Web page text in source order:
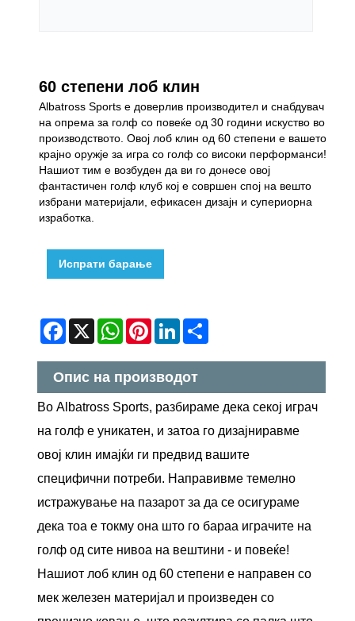
60 степени лоб клин
Albatross Sports е доверлив производител и снабдувач
на опрема за голф со повеќе од 30 години искуство во
производството. Овој лоб клин од 60 степени е вашето
крајно оружје за игра со голф со високи перформанси!
Нашиот тим е возбуден да ви го донесе овој
фантастичен голф клуб кој е совршен спој на вешто
избрани материјали, ефикасен дизајн и супериорна
изработка.
Испрати барање
Facebook
X WhatsApp
Pinterest
LinkedIn
Опис на производот
Во Albatross Sports, разбираме дека секој играч
на голф е уникатен, и затоа го дизајниравме
овој клин имајќи ги предвид вашите
специфични потреби. Направивме темелно
истражување на пазарот за да се осигураме
дека тоа е токму она што го бараа играчите на
голф од сите нивоа на вештини - и повеќе!
Нашиот лоб клин од 60 степени е направен со
мек железен материјал и произведен со